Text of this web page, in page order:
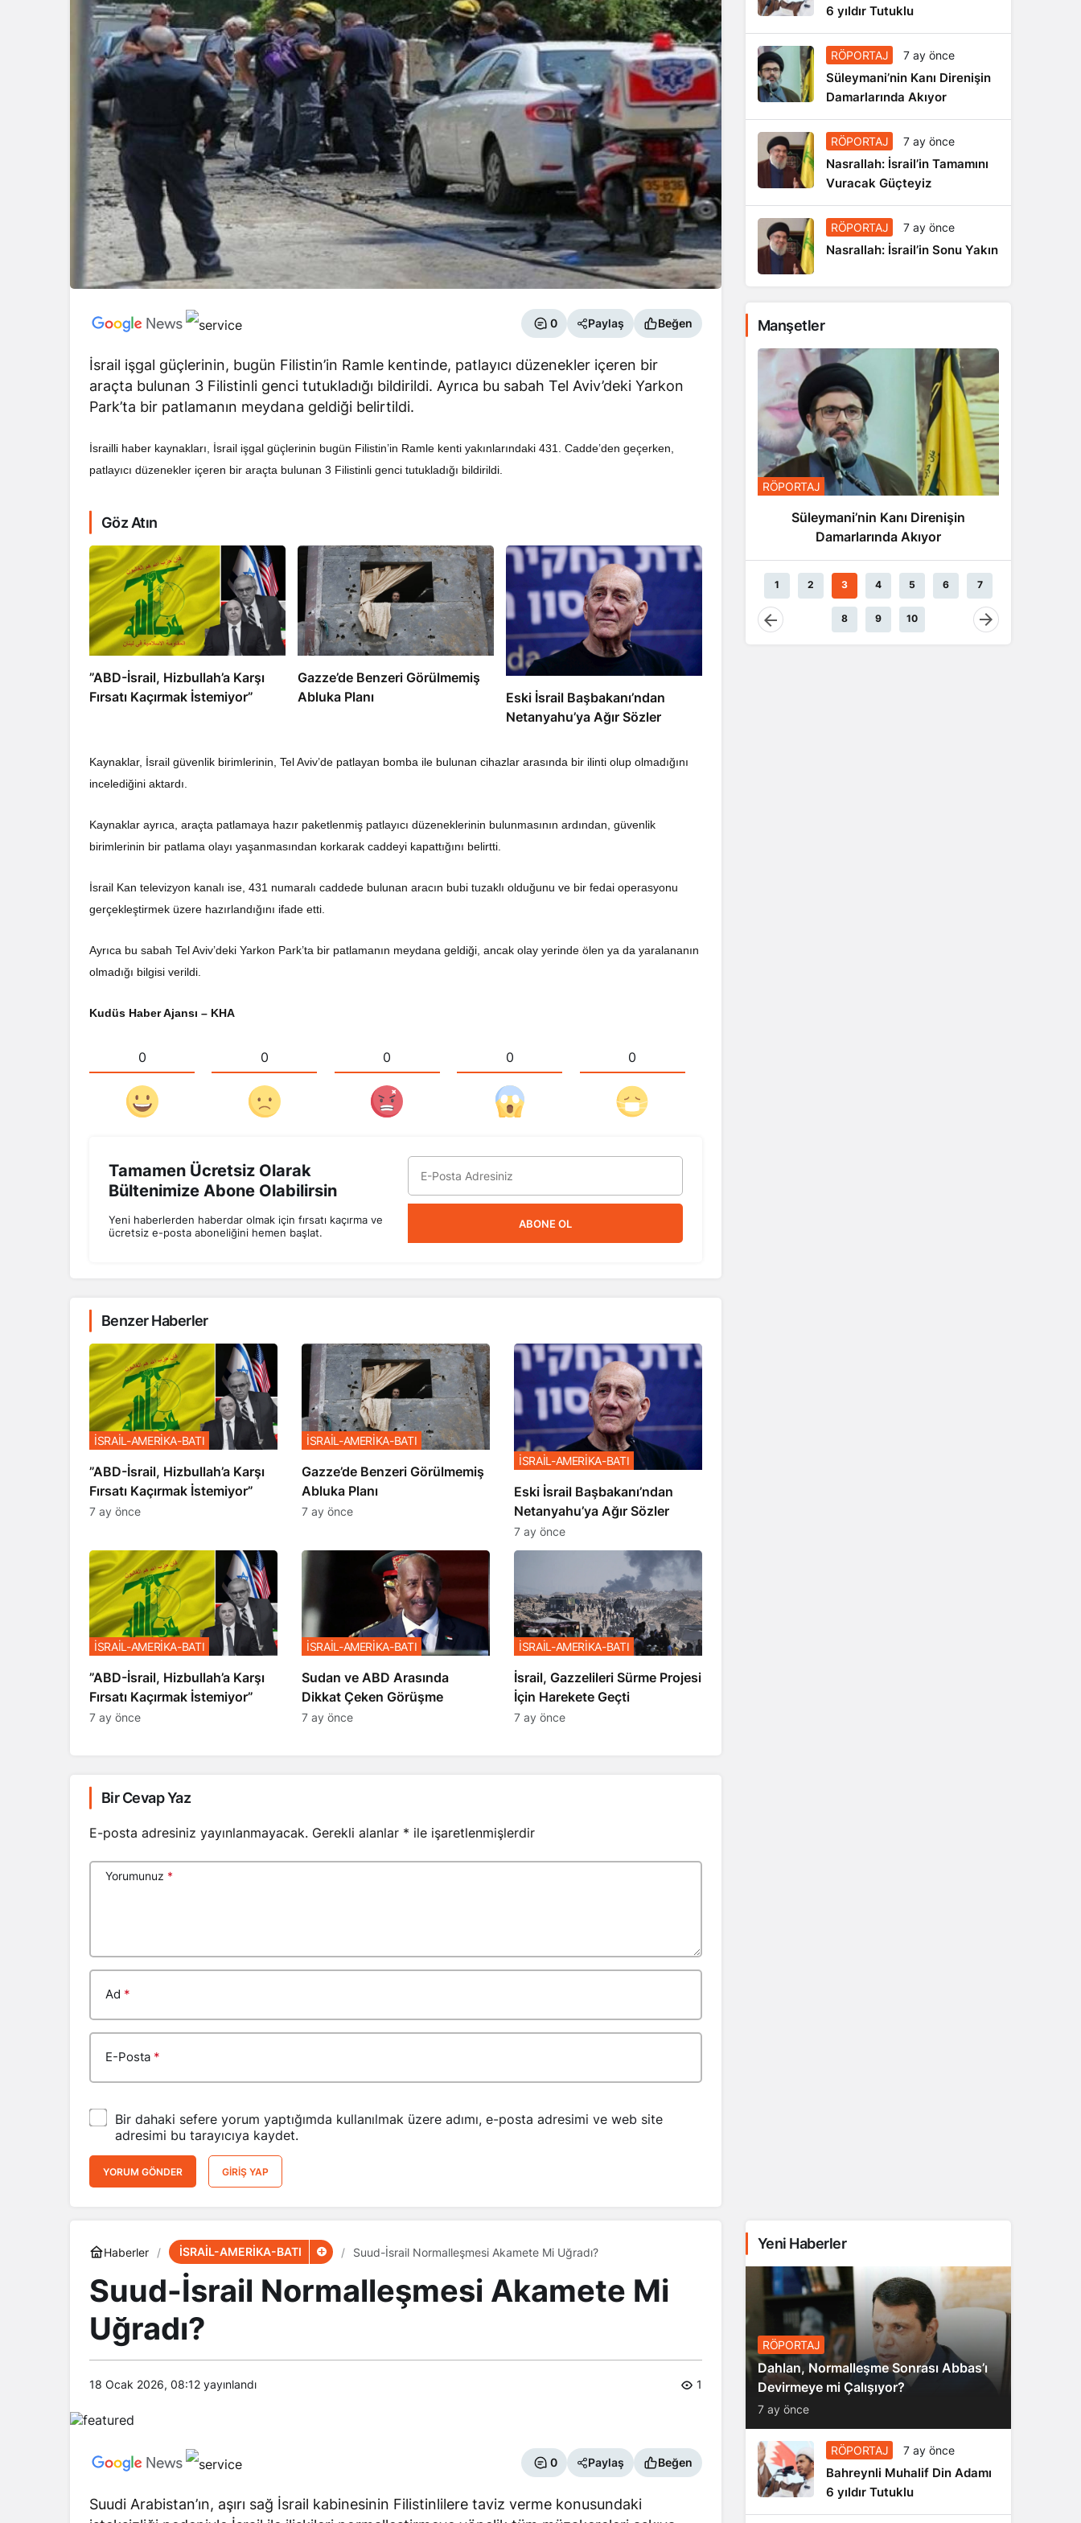
0 Paylaş Beğen
İsrail işgal güçlerinin, bugün Filistin’in Ramle kentinde, patlayıcı düzenekler içeren bir
araçta bulunan 3 Filistinli genci tutukladığı bildirildi. Ayrıca bu sabah Tel Aviv’deki Yarkon
Park’ta bir patlamanın meydana geldiği belirtildi.
İsrailli haber kaynakları, İsrail işgal güçlerinin bugün Filistin’in Ramle kenti yakınlarındaki 431. Cadde’den geçerken,
patlayıcı düzenekler içeren bir araçta bulunan 3 Filistinli genci tutukladığı bildirildi.
Göz Atın
​​​​​​​”ABD-İsrail, Hizbullah’a Karşı
Fırsatı Kaçırmak İstemiyor”
​​​​​​​Gazze’de Benzeri Görülmemiş
Abluka Planı
Eski İsrail Başbakanı’ndan
Netanyahu’ya Ağır Sözler
Kaynaklar, İsrail güvenlik birimlerinin, Tel Aviv’de patlayan bomba ile bulunan cihazlar arasında bir ilinti olup olmadığını
incelediğini aktardı.
Kaynaklar ayrıca, araçta patlamaya hazır paketlenmiş patlayıcı düzeneklerinin bulunmasının ardından, güvenlik
birimlerinin bir patlama olayı yaşanmasından korkarak caddeyi kapattığını belirtti.
İsrail Kan televizyon kanalı ise, 431 numaralı caddede bulunan aracın bubi tuzaklı olduğunu ve bir fedai operasyonu
gerçekleştirmek üzere hazırlandığını ifade etti.
Ayrıca bu sabah Tel Aviv’deki Yarkon Park’ta bir patlamanın meydana geldiği, ancak olay yerinde ölen ya da yaralananın
olmadığı bilgisi verildi.
Kudüs Haber Ajansı – KHA
0 0 0 0 0
Tamamen Ücretsiz Olarak
Bültenimize Abone Olabilirsin
Yeni haberlerden haberdar olmak için fırsatı kaçırma ve
ücretsiz e-posta aboneliğini hemen başlat.
ABONE OL
Benzer Haberler
​​​​​​​”ABD-İsrail, Hizbullah’a Karşı
Fırsatı Kaçırmak İstemiyor”
İSRAİL-AMERİKA-BATI
7 ay önce
​​​​​​​Gazze’de Benzeri Görülmemiş
Abluka Planı
İSRAİL-AMERİKA-BATI
7 ay önce
Eski İsrail Başbakanı’ndan
Netanyahu’ya Ağır Sözler
İSRAİL-AMERİKA-BATI
7 ay önce
​​​​​​​”ABD-İsrail, Hizbullah’a Karşı
Fırsatı Kaçırmak İstemiyor”
İSRAİL-AMERİKA-BATI
7 ay önce
Sudan ve ABD Arasında
Dikkat Çeken Görüşme
İSRAİL-AMERİKA-BATI
7 ay önce
İsrail, Gazzelileri Sürme Projesi
İçin Harekete Geçti
İSRAİL-AMERİKA-BATI
7 ay önce
Bir Cevap Yaz
E-posta adresiniz yayınlanmayacak. Gerekli alanlar * ile işaretlenmişlerdir
Yorumunuz *
Ad *
E-Posta *
Bir dahaki sefere yorum yaptığımda kullanılmak üzere adımı, e-posta adresimi ve web site
adresimi bu tarayıcıya kaydet.
YORUM GÖNDER GIRIŞ YAP
6 yıldır Tutuklu
RÖPORTAJ 7 ay önce
Süleymani’nin Kanı Direnişin
Damarlarında Akıyor
RÖPORTAJ 7 ay önce
Nasrallah: İsrail’in Tamamını
Vuracak Güçteyiz
RÖPORTAJ 7 ay önce
Nasrallah: İsrail’in Sonu Yakın
Manşetler
RÖPORTAJ
Süleymani’nin Kanı Direnişin
Damarlarında Akıyor
1 2 3 4 5 6 7
8 9 10
Haberler İSRAİL-AMERİKA-BATI Suud-İsrail Normalleşmesi Akamete Mi Uğradı?
Suud-İsrail Normalleşmesi Akamete Mi
Uğradı?
18 Ocak 2026, 08:12 yayınlandı 1
0 Paylaş Beğen
Suudi Arabistan’ın, aşırı sağ İsrail kabinesinin Filistinlilere taviz verme konusundaki
Yeni Haberler
RÖPORTAJ
Dahlan, Normalleşme Sonrası Abbas’ı
Devirmeye mi Çalışıyor?
7 ay önce
RÖPORTAJ 7 ay önce
Bahreynli Muhalif Din Adamı
6 yıldır Tutuklu